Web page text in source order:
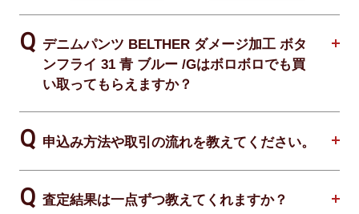
デニムパンツ BELTHER ダメージ加工 ボタ
ンフライ 31 青 ブルー /Gはボロボロでも買
い取ってもらえますか？
申込み方法や取引の流れを教えてください。
査定結果は一点ずつ教えてくれますか？